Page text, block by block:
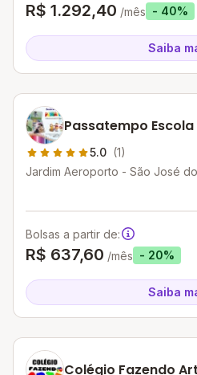
R$ 1.292,40 /mês - 40%
Saiba
Passatempo
5.0 (1)
Jardim Aeroporto - São José
Bolsas a partir de:
R$ 637,60 /mês - 20%
Saiba
Colégio Fazendo